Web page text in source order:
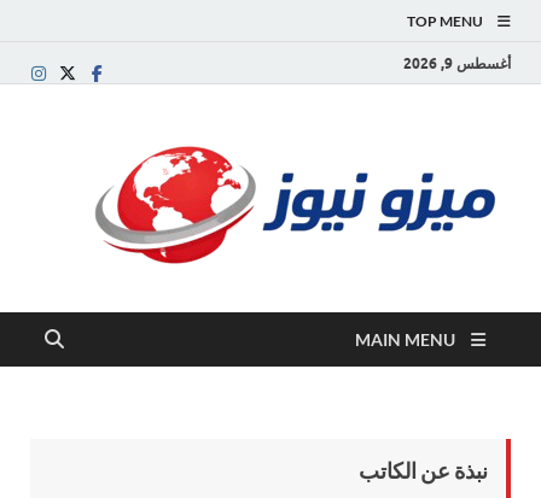
TOP MENU
أغسطس 9, 2026
MAIN MENU
نبذة عن الكاتب